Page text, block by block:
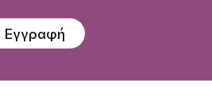
Εγγραφή